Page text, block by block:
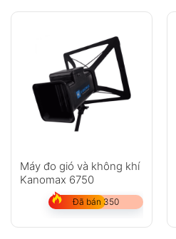
Máy đo gió và không khí
Kanomax 6750
Đã bán 350